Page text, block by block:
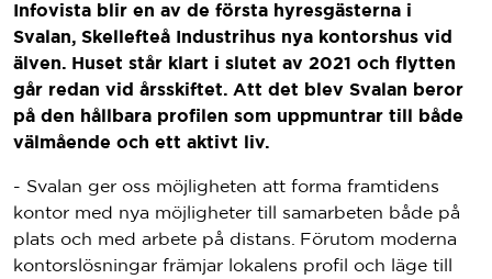
Infovista blir en av de första hyresgästerna i
Svalan, Skellefteå Industrihus nya kontorshus vid
älven. Huset står klart i slutet av 2021 och flytten
går redan vid årsskiftet. Att det blev Svalan beror
på den hållbara profilen som uppmuntrar till både
välmående och ett aktivt liv.
- Svalan ger oss möjligheten att forma framtidens
kontor med nya möjligheter till samarbeten både på
plats och med arbete på distans. Förutom moderna
kontorslösningar främjar lokalens profil och läge till